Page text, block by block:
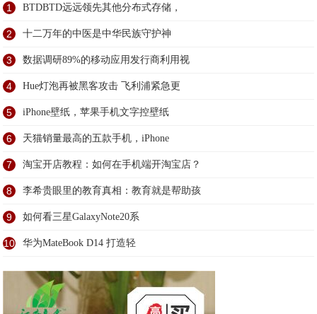
1 BTDBTD远远领先其他分布式存储，
2 十二万年的中医是中华民族守护神
3 数据调研89%的移动应用发行商利用视
4 Hue灯泡再被黑客攻击 飞利浦紧急更
5 iPhone壁纸，苹果手机文字控壁纸
6 天猫销量最高的五款手机，iPhone
7 淘宝开店教程：如何在手机端开淘宝店？
8 李希贵眼里的教育真相：教育就是帮助孩
9 如何看三星GalaxyNote20系
10 华为MateBook D14 打造轻